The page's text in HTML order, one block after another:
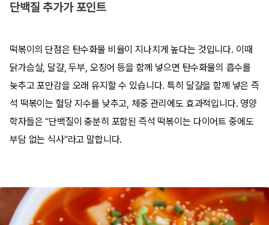
단백질 추가가 포인트
떡볶이의 단점은 탄수화물 비율이 지나치게 높다는 것입니다. 이때
닭가슴살, 달걀, 두부, 오징어 등을 함께 넣으면 탄수화물의 흡수를
늦추고 포만감을 오래 유지할 수 있습니다. 특히 달걀을 함께 넣은 즉
석 떡볶이는 혈당 지수를 낮추고, 체중 관리에도 효과적입니다. 영양
학자들은 “단백질이 충분히 포함된 즉석 떡볶이는 다이어트 중에도
부담 없는 식사”라고 말합니다.